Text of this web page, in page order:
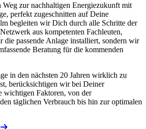
Weg zur nachhaltigen Energiezukunft mit
perfekt zugeschnitten auf Deine
begleiten wir Dich durch alle Schritte der
aus kompetenten Fachleuten,
die passende Anlage installiert, sondern wir
Beratung für die kommenden
in den nächsten 20 Jahren wirklich zu
berücksichtigen wir bei Deiner
wichtigen Faktoren, von der
täglichen Verbrauch bis hin zur optimalen